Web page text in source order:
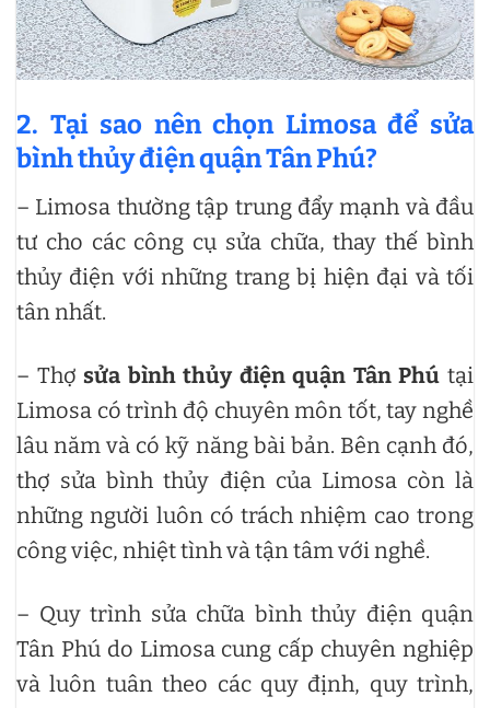
2. Tại sao nên chọn Limosa để sửa
bình thủy điện quận Tân Phú?
– Limosa thường tập trung đẩy mạnh và đầu
tư cho các công cụ sửa chữa, thay thế bình
thủy điện với những trang bị hiện đại và tối
tân nhất.
– Thợsửa bình thủy điện quận Tân Phú tại
Limosa có trình độ chuyên môn tốt, tay nghề
lâu năm và có kỹ năng bài bản. Bên cạnh đó,
thợ sửa bình thủy điện của Limosa còn là
những người luôn có trách nhiệm cao trong
công việc, nhiệt tình và tận tâm với nghề.
– Quy trình sửa chữa bình thủy điện quận
Tân Phú do Limosa cung cấp chuyên nghiệp
và luôn tuân theo các quy định, quy trình,